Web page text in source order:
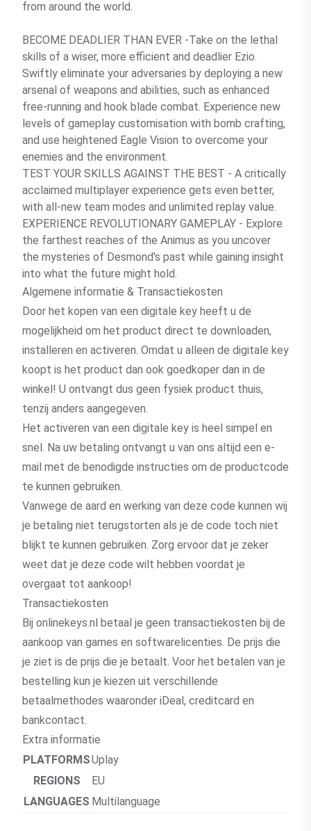
from around the world.
BECOME DEADLIER THAN EVER -Take on the lethal
skills of a wiser, more efficient and deadlier Ezio.
Swiftly eliminate your adversaries by deploying a new
arsenal of weapons and abilities, such as enhanced
free-running and hook blade combat. Experience new
levels of gameplay customisation with bomb crafting,
and use heightened Eagle Vision to overcome your
enemies and the environment.
TEST YOUR SKILLS AGAINST THE BEST - A critically
acclaimed multiplayer experience gets even better,
with all-new team modes and unlimited replay value.
EXPERIENCE REVOLUTIONARY GAMEPLAY - Explore
the farthest reaches of the Animus as you uncover
the mysteries of Desmond's past while gaining insight
into what the future might hold.
Algemene informatie & Transactiekosten
Door het kopen van een digitale key heeft u de
mogelijkheid om het product direct te downloaden,
installeren en activeren. Omdat u alleen de digitale key
koopt is het product dan ook goedkoper dan in de
winkel! U ontvangt dus geen fysiek product thuis,
tenzij anders aangegeven.
Het activeren van een digitale key is heel simpel en
snel. Na uw betaling ontvangt u van ons altijd een e-
mail met de benodigde instructies om de productcode
te kunnen gebruiken.
Vanwege de aard en werking van deze code kunnen wij
je betaling niet terugstorten als je de code toch niet
blijkt te kunnen gebruiken. Zorg ervoor dat je zeker
weet dat je deze code wilt hebben voordat je
overgaat tot aankoop!
Transactiekosten
Bij onlinekeys.nl betaal je geen transactiekosten bij de
aankoop van games en softwarelicenties. De prijs die
je ziet is de prijs die je betaalt. Voor het betalen van je
bestelling kun je kiezen uit verschillende
betaalmethodes waaronder iDeal, creditcard en
bankcontact.
Extra informatie
PLATFORMSUplay
REGIONS
EU
LANGUAGES Multilanguage